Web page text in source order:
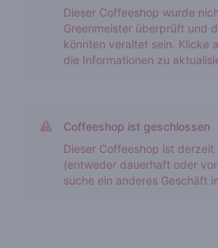
Dieser Coffeeshop wurde
Greenmeister überprüft und
könnten veraltet sein. Klicke
die Informationen zu
Coffeeshop ist geschlossen
Dieser Coffeeshop ist derzeit
(entweder dauerhaft oder
suche ein anderes Geschäft